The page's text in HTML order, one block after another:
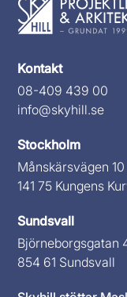
Kontakt
08-409 439 00
info@skyhill.se
Stockholm
Månskärsvägen 10
141 75 Kungens
Sundsvall
Björneborgsgatan
854 61 Sundsvall